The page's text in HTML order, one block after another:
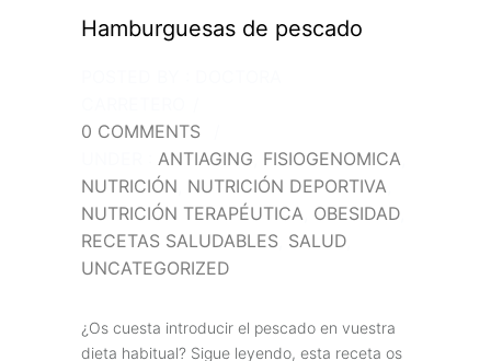
Hamburguesas de pescado
0 COMMENTS
ANTIAGING FISIOGENOMICA
NUTRICIÓN NUTRICIÓN DEPORTIVA
NUTRICIÓN TERAPÉUTICA OBESIDAD
RECETAS SALUDABLES SALUD
UNCATEGORIZED
¿Os cuesta introducir el pescado en vuestra
dieta habitual? Sigue leyendo, esta receta os